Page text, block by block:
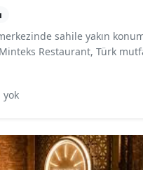
sahile yakın
Restaurant, Türk
Izgara çeşitleri, deniz
menüsüyle öne çıkan mekan,
yok